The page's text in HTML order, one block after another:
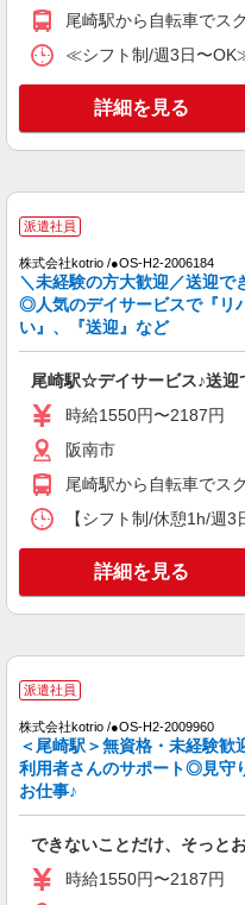
尾崎駅から自転車でス
≪シフト制/週3日〜
詳細を見る
派遣社員
株式会社kotrio /●OS-H2-2006184
＼未経験の方大歓迎／送迎で
◎人気のデイサービスで『リ
い』、『送迎』など
尾崎駅☆デイサービス♪送迎
時給1550円〜2187円
阪南市
尾崎駅から自転車でス
【シフト制/休憩1h/週
詳細を見る
派遣社員
株式会社kotrio /●OS-H2-2009960
＜尾崎駅＞無資格・未経験歓
利用者さんのサポート◎見守
お仕事♪
できないことだけ、そっと
時給1550円〜2187円